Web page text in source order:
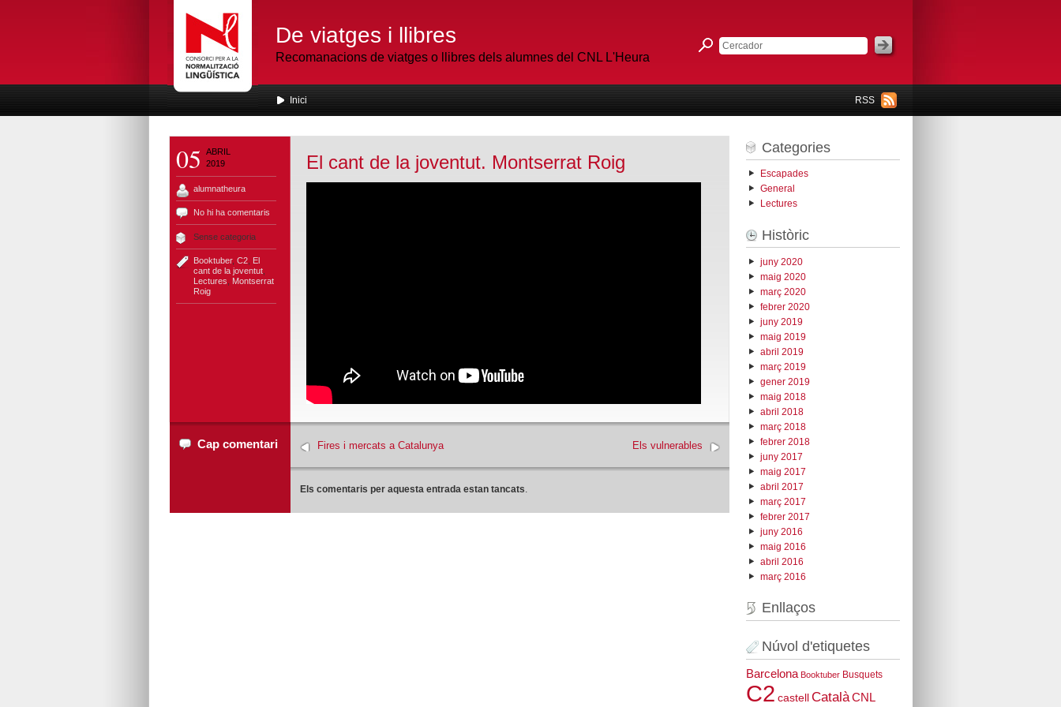
De viatges i llibres
Recomanacions de viatges o llibres dels alumnes del CNL L'Heura
RSS
Inici
05
ABRIL
2019
alumnatheura
No hi ha comentaris
Sense categoria
Booktuber, C2, El
cant de la joventut,
Lectures
Montserrat
Roig
El cant de la joventut. Montserrat Roig
Cap comentari Els vulnerables
Fires i mercats a Catalunya
Els comentaris per aquesta entrada estan tancats.
Categories
Escapades
General
Lectures
Històric
juny 2020
maig 2020
març 2020
febrer 2020
juny 2019
maig 2019
abril 2019
març 2019
gener 2019
maig 2018
abril 2018
març 2018
febrer 2018
juny 2017
maig 2017
abril 2017
març 2017
febrer 2017
juny 2016
maig 2016
abril 2016
març 2016
Enllaços
Núvol d'etiquetes
Barcelona Booktuber Busquets
C2 castell Català CNL